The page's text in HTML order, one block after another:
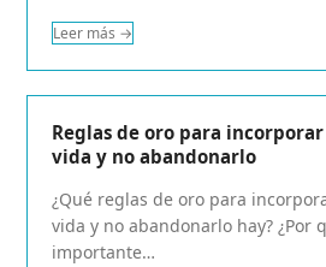
Leer más →
Reglas de oro para
vida y no abandonarlo
¿Qué reglas de oro para
vida y no abandonarlo hay? ¿Por
importante…